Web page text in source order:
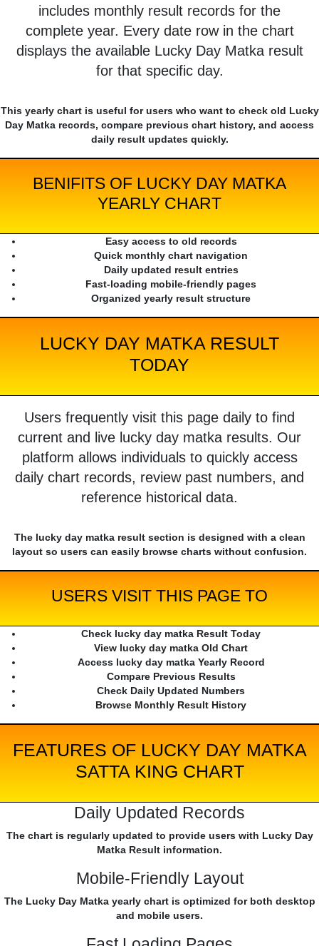
includes monthly result records for the
complete year. Every date row in the chart
displays the available Lucky Day Matka result
for that specific day.
This yearly chart is useful for users who want to check old Lucky
Day Matka records, compare previous chart history, and access
daily result updates quickly.
BENIFITS OF LUCKY DAY MATKA
YEARLY CHART
Easy access to old records
Quick monthly chart navigation
Daily updated result entries
Fast-loading mobile-friendly pages
Organized yearly result structure
LUCKY DAY MATKA RESULT
TODAY
Users frequently visit this page daily to find
current and live lucky day matka results. Our
platform allows individuals to quickly access
daily chart records, review past numbers, and
reference historical data.
The lucky day matka result section is designed with a clean
layout so users can easily browse charts without confusion.
USERS VISIT THIS PAGE TO
Check lucky day matka Result Today
View lucky day matka Old Chart
Access lucky day matka Yearly Record
Compare Previous Results
Check Daily Updated Numbers
Browse Monthly Result History
FEATURES OF LUCKY DAY MATKA
SATTA KING CHART
Daily Updated Records
The chart is regularly updated to provide users with Lucky Day
Matka Result information.
Mobile-Friendly Layout
The Lucky Day Matka yearly chart is optimized for both desktop
and mobile users.